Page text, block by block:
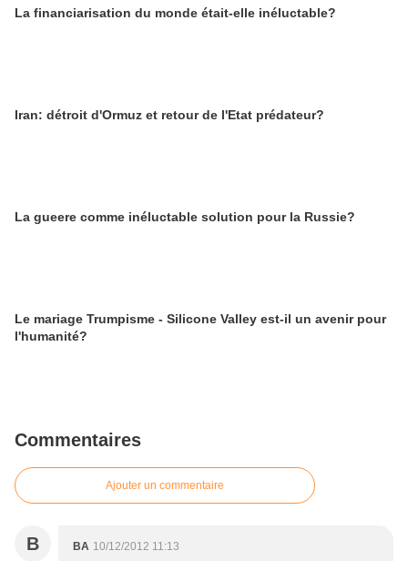
La financiarisation du monde était-elle inéluctable?
Iran: détroit d'Ormuz et retour de l'Etat prédateur?
La gueere comme inéluctable solution pour la Russie?
Le mariage Trumpisme - Silicone Valley est-il un avenir pour
l'humanité?
Commentaires
Ajouter un commentaire
B BA 10/12/2012 11:13